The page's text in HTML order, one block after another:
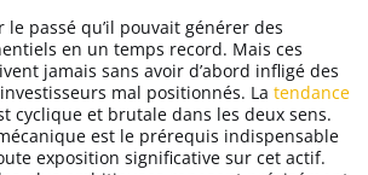
le passé qu’il pouvait générer des
en un temps record. Mais ces
jamais sans avoir d’abord infligé des
mal positionnés. La tendance
cyclique et brutale dans les deux sens.
est le prérequis indispensable
exposition significative sur cet actif.